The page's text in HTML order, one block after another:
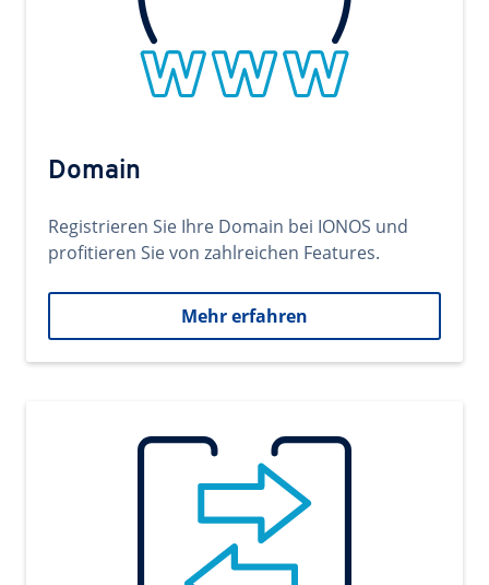
Domain
Registrieren Sie Ihre Domain bei IONOS und
profitieren Sie von zahlreichen Features.
Mehr erfahren